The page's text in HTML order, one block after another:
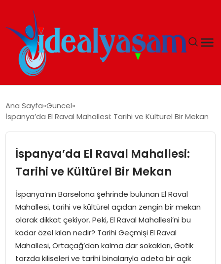
GÜNDEM
EKONOMI
İDEAL YAŞAM
İDEAL SPOR
YAŞAM
MAGAZIN
Ana Sayfa Güncel
İspanya’da El Raval Mahallesi: Tarihi ve Kültürel Bir Mekan
İspanya’da El Raval Mahallesi:
Tarihi ve Kültürel Bir Mekan
İspanya’nın Barselona şehrinde bulunan El Raval
Mahallesi, tarihi ve kültürel açıdan zengin bir mekan
olarak dikkat çekiyor. Peki, El Raval Mahallesi’ni bu
kadar özel kılan nedir? Tarihi Geçmişi El Raval
Mahallesi, Ortaçağ’dan kalma dar sokakları, Gotik
tarzda kiliseleri ve tarihi binalarıyla adeta bir açık